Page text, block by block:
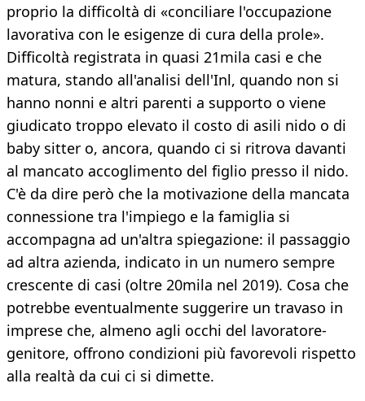
proprio la difficoltà di «conciliare l'occupazione
lavorativa con le esigenze di cura della prole».
Difficoltà registrata in quasi 21mila casi e che
matura, stando all'analisi dell'Inl, quando non si
hanno nonni e altri parenti a supporto o viene
giudicato troppo elevato il costo di asili nido o di
baby sitter o, ancora, quando ci si ritrova davanti
al mancato accoglimento del figlio presso il nido.
C'è da dire però che la motivazione della mancata
connessione tra l'impiego e la famiglia si
accompagna ad un'altra spiegazione: il passaggio
ad altra azienda, indicato in un numero sempre
crescente di casi (oltre 20mila nel 2019). Cosa che
potrebbe eventualmente suggerire un travaso in
imprese che, almeno agli occhi del lavoratore-
genitore, offrono condizioni più favorevoli rispetto
alla realtà da cui ci si dimette.